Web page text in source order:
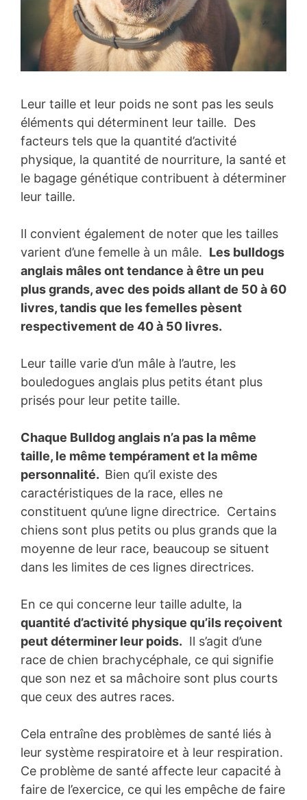
Leur taille et leur poids ne sont pas les seuls
éléments qui déterminent leur taille. Des
facteurs tels que la quantité d’activité
physique, la quantité de nourriture, la santé et
le bagage génétique contribuent à déterminer
leur taille.
Il convient également de noter que les tailles
varient d’une femelle à un mâle. Les bulldogs
anglais mâles ont tendance à être un peu
plus grands, avec des poids allant de 50 à 60
livres, tandis que les femelles pèsent
respectivement de 40 à 50 livres.
Leur taille varie d’un mâle à l’autre, les
bouledogues anglais plus petits étant plus
prisés pour leur petite taille.
Chaque Bulldog anglais n’a pas la même
taille, le même tempérament et la même
personnalité. Bien qu’il existe des
caractéristiques de la race, elles ne
constituent qu’une ligne directrice. Certains
chiens sont plus petits ou plus grands que la
moyenne de leur race, beaucoup se situent
dans les limites de ces lignes directrices.
En ce qui concerne leur taille adulte, la
quantité d’activité physique qu’ils reçoivent
peut déterminer leur poids. Il s’agit d’une
race de chien brachycéphale, ce qui signifie
que son nez et sa mâchoire sont plus courts
que ceux des autres races.
Cela entraîne des problèmes de santé liés à
leur système respiratoire et à leur respiration.
Ce problème de santé affecte leur capacité à
faire de l’exercice, ce qui les empêche de faire